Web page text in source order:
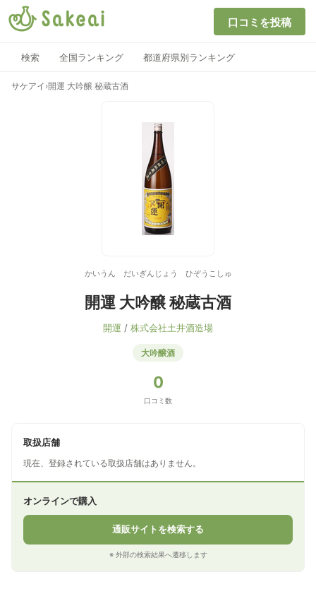
口コミを投稿
検索 全国ランキング 都道府県別ランキング
サケアイ ›開運 大吟醸 秘蔵古酒
かいうん だいぎんじょう ひぞうこしゅ
開運 大吟醸 秘蔵古酒
開運 / 株式会社土井酒造場
大吟醸酒
0
口コミ数
取扱店舗
現在、登録されている取扱店舗はありません。
オンラインで購入
通販サイトを検索する
※ 外部の検索結果へ遷移します